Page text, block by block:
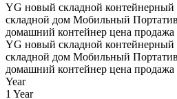
YG новый складной
складной дом Мобильный
домашний контейнер цена
YG новый складной
складной дом Мобильный
домашний контейнер цена
Year
1 Year